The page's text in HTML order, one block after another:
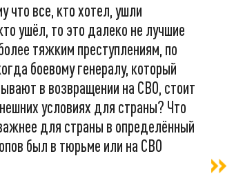
что все, кто хотел, ушли
ушёл, то это далеко не лучшие
тяжким преступлениям, по
боевому генералу, который
в возвращении на СВО, стоит
условиях для страны? Что
для страны в определённый
был в тюрьме или на СВО